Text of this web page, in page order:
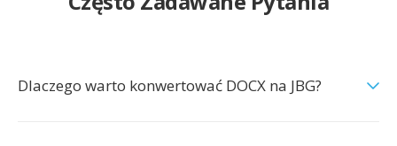
Dlaczego warto konwertować DOCX na JBG?